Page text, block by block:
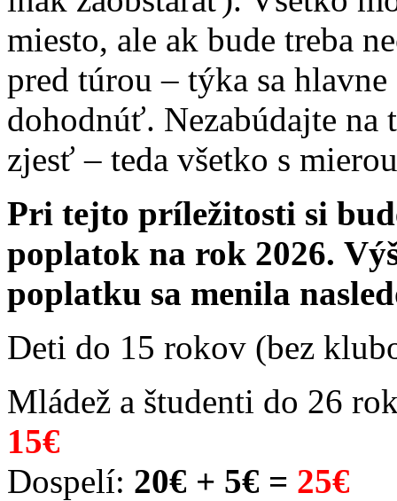
miesto, ale ak bude treba
pred túrou – týka sa
dohodnúť. Nezabúdajte na
zjesť – teda všetko s
Pri tejto príležitosti si
poplatok na rok 2026.
poplatku sa menila
Deti do 15 rokov (bez
Mládež a študenti do 26
15€
Dospelí: 20€ + 5€ = 25€